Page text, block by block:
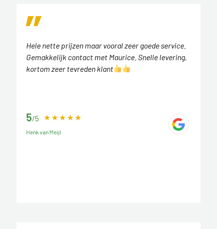
Hele nette prijzen maar vooral zeer goede service.
Gemakkelijk contact met Maurice. Snelle levering,
kortom zeer tevreden klant
5/5
Henk van Meijl